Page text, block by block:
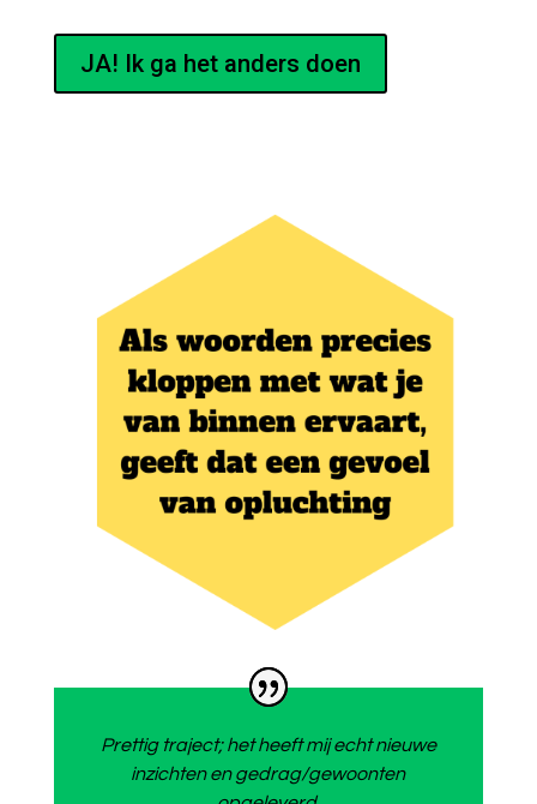
JA! Ik ga het anders doen
Prettig traject; het heeft mij echt nieuwe
inzichten en gedrag/gewoonten